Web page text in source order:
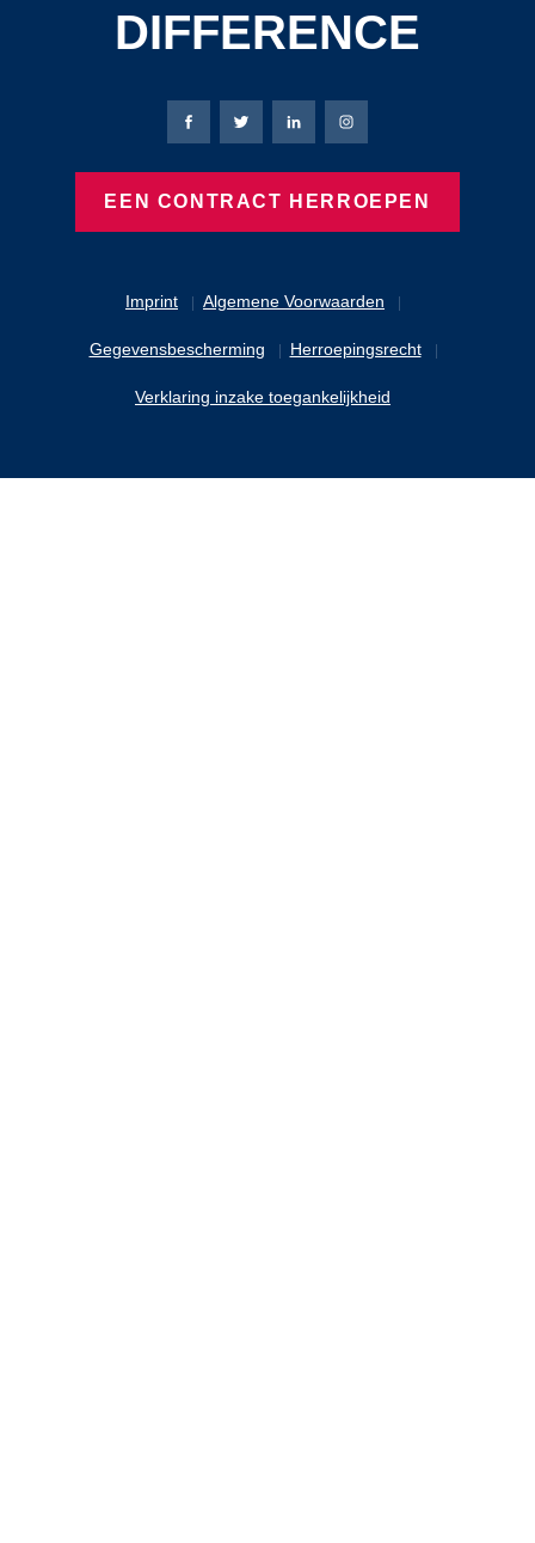
DIFFERENCE
Imprint Algemene Voorwaarden
Gegevensbescherming Herroepingsrecht
Verklaring inzake toegankelijkheid
Bierbaum-Proenen Facebook-pagina
Bierbaum-Proenen X-pagina
Bierbaum-Proenen
Bierbaum-Proenen
EEN CONTRACT HERROEPEN